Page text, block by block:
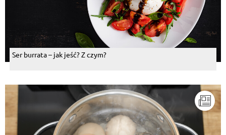
Ser burrata – jak jeść? Z czym?